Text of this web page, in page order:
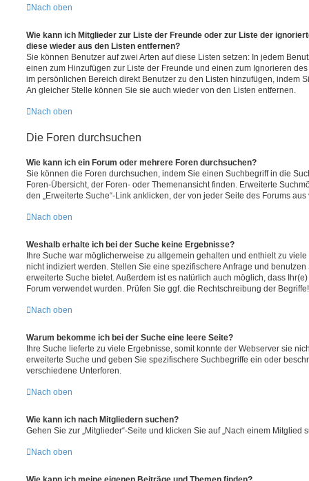
Nach oben
Wie kann ich Mitglieder zur Liste der Freunde oder zur Liste der
diese wieder aus den Listen entfernen?
Sie können Benutzer auf zwei Arten auf diese Listen setzen: In jedem
einen zum Hinzufügen zur Liste der Freunde und einen zum Ignorieren
im persönlichen Bereich direkt Benutzer zu den Listen hinzufügen, indem
An gleicher Stelle können Sie sie auch wieder von den Listen entfernen.
Nach oben
Die Foren durchsuchen
Wie kann ich ein Forum oder mehrere Foren durchsuchen?
Sie können die Foren durchsuchen, indem Sie einen Suchbegriff in die
Foren-Übersicht, der Foren- oder Themenansicht finden. Erweiterte
den „Erweiterte Suche“-Link anklicken, der von jeder Seite des Forums aus
Nach oben
Weshalb erhalte ich bei der Suche keine Ergebnisse?
Ihre Suche war möglicherweise zu allgemein gehalten und enthielt zu
nicht indiziert werden. Stellen Sie eine spezifischere Anfrage und
erweiterte Suche bietet. Außerdem ist es natürlich auch möglich, dass
Forum verwendet wurden. Prüfen Sie ggf. die Rechtschreibung der Begriffe!
Nach oben
Warum bekomme ich bei der Suche eine leere Seite?
Ihre Suche lieferte zu viele Ergebnisse, somit konnte der Webserver sie
erweiterte Suche und geben Sie spezifischere Suchbegriffe ein oder
verschiedene Unterforen.
Nach oben
Wie kann ich nach Mitgliedern suchen?
Gehen Sie zur „Mitglieder“-Seite und klicken Sie auf „Nach einem Mitglied
Nach oben